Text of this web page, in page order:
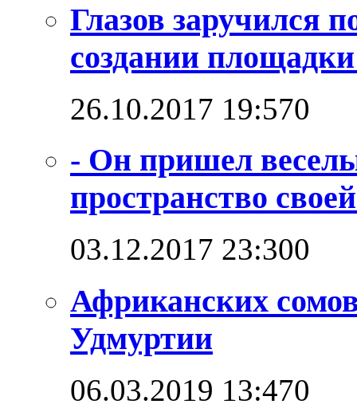
Глазов заручился
создании
26.10.2017 19:570
- Он пришел
пространство
03.12.2017 23:300
Африканских
Удмуртии
06.03.2019 13:470